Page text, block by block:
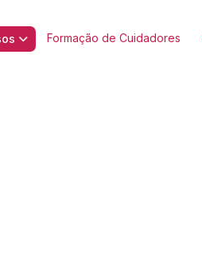
Formação de Cuidadores